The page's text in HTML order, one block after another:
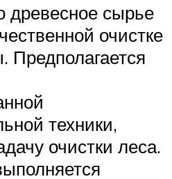
древесное сырье
очистке
Предполагается
техники,
очистки леса.